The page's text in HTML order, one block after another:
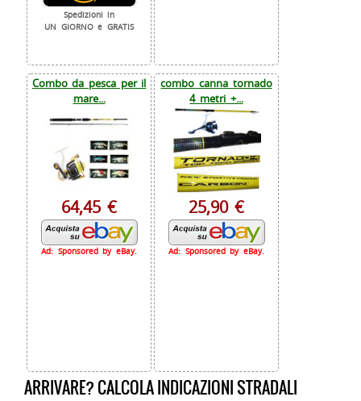
Spedizioni in
UN GIORNO e GRATIS
Combo da pesca per il
mare...
64,45 €
Ad: Sponsored by eBay.
combo canna tornado
4 metri +...
25,90 €
Ad: Sponsored by eBay.
ARRIVARE? CALCOLA INDICAZIONI STRADALI